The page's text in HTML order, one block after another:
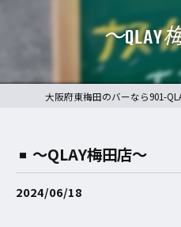
〜QLAY
大阪府東梅田のバーなら901-
〜QLAY梅田店〜
2024/06/18